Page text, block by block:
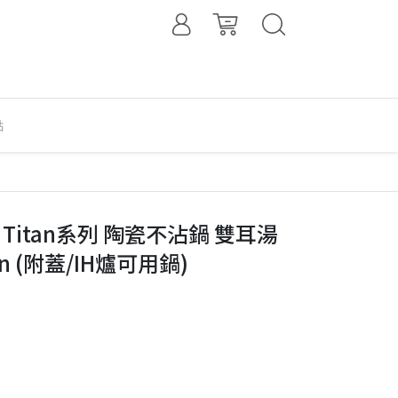
系列 陶瓷不沾鍋 雙耳湯
(附蓋/IH爐可用鍋)